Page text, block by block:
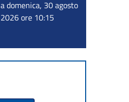
a domenica, 30 agosto
2026 ore 10:15